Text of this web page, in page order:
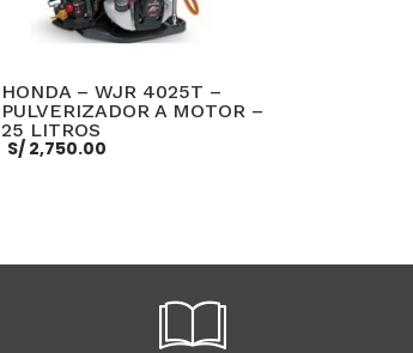
HONDA – WJR 4025T –
PULVERIZADOR A MOTOR –
25 LITROS
S/2,750.00